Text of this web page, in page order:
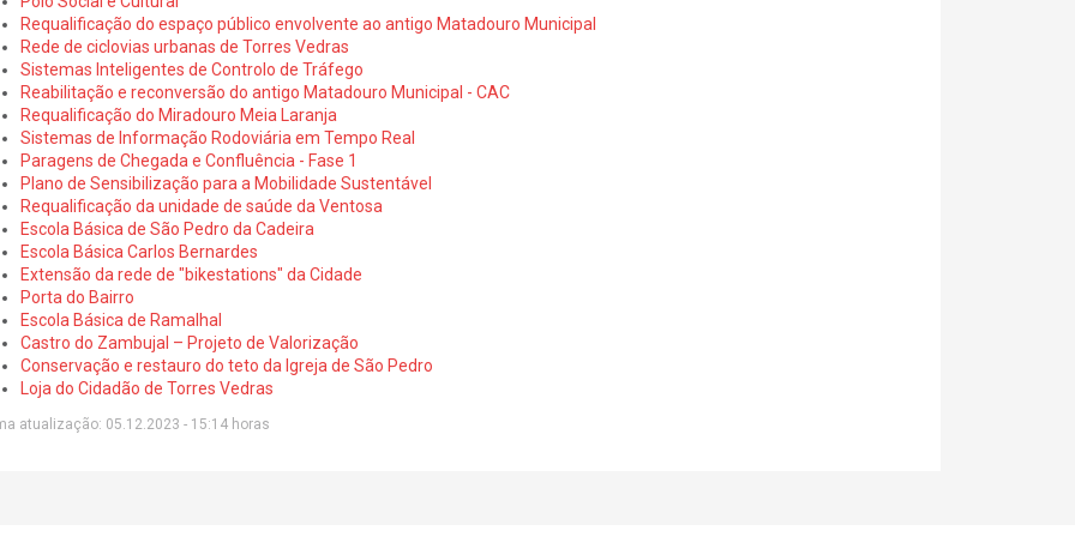
Requalificação do espaço público envolvente ao antigo Matadouro Municipal
Rede de ciclovias urbanas de Torres Vedras
Sistemas Inteligentes de Controlo de Tráfego
Reabilitação e reconversão do antigo Matadouro Municipal - CAC
Requalificação do Miradouro Meia Laranja
Sistemas de Informação Rodoviária em Tempo Real
Paragens de Chegada e Confluência - Fase 1
Plano de Sensibilização para a Mobilidade Sustentável
Requalificação da unidade de saúde da Ventosa
Escola Básica de São Pedro da Cadeira
Escola Básica Carlos Bernardes
Extensão da rede de "bikestations" da Cidade
Porta do Bairro
Escola Básica de Ramalhal
Castro do Zambujal – Projeto de Valorização
Conservação e restauro do teto da Igreja de São Pedro
Loja do Cidadão de Torres Vedras
atualização: 05.12.2023 - 15:14 horas